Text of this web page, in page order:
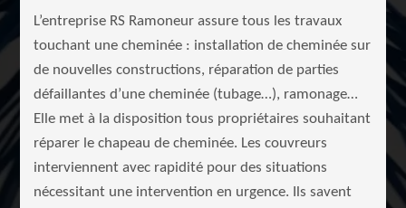
L’entreprise RS Ramoneur assure tous les travaux
touchant une cheminée : installation de cheminée sur
de nouvelles constructions, réparation de parties
défaillantes d’une cheminée (tubage…), ramonage…
Elle met à la disposition tous propriétaires souhaitant
réparer le chapeau de cheminée. Les couvreurs
interviennent avec rapidité pour des situations
nécessitant une intervention en urgence. Ils savent